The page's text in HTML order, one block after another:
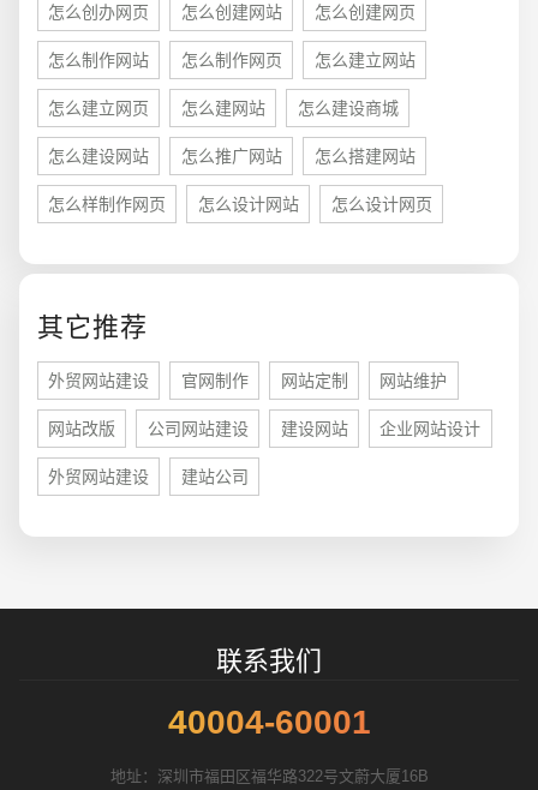
怎么创办网页 怎么创建网站 怎么创建网页
怎么制作网站 怎么制作网页 怎么建立网站
怎么建立网页 怎么建网站 怎么建设商城
怎么建设网站 怎么推广网站 怎么搭建网站
怎么样制作网页 怎么设计网站 怎么设计网页
其它推荐
外贸网站建设 官网制作 网站定制 网站维护
网站改版 公司网站建设 建设网站 企业网站设计
外贸网站建设 建站公司
联系我们
40004-60001
地址：深圳市福田区福华路322号文蔚大厦16B
招标项目